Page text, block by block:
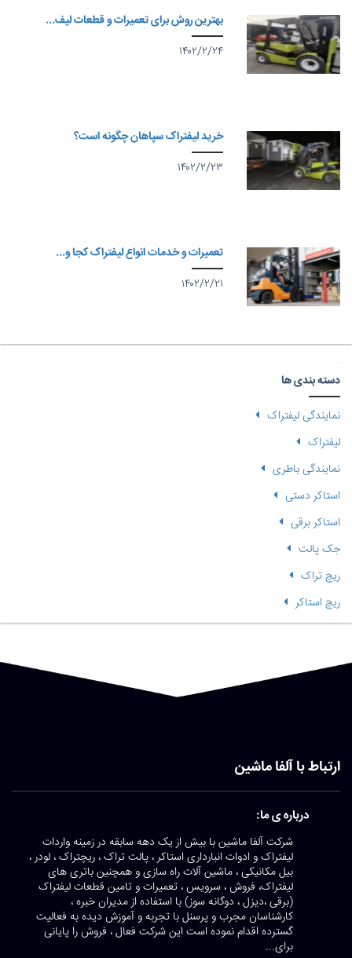
بهترین روش برای تعمیرات و قطعات لیف...
۱۴۰۲/۲/۲۴
خرید لیفتراک سپاهان چگونه است؟
۱۴۰۲/۲/۲۳
تعمیرات و خدمات انواع لیفتراک کجا و...
۱۴۰۲/۲/۲۱
دسته بندی ها
نمایندگی لیفتراک
لیفتراک
نمایندگی باطری
استاکر دستی
استاکر برقی
جک پالت
ریچ تراک
ریچ استاکر
ارتباط با آلفا ماشین
درباره ی ما:
شرکت آلفا ماشین با بیش از یک دهه سابقه در زمینه واردات
لیفتراک و ادوات انبارداری استاکر ، پالت تراک ، ریچتراک ، لودر ،
بیل مکانیکی ، ماشین آلات راه سازی و همچنین باتری های
لیفتراک، فروش ، سرویس ، تعمیرات و تامین قطعات لیفتراک
(برقی ،دیزل ، دوگانه سوز) با استفاده از مدیران خبره ،
کارشناسان مجرب و پرسنل با تجربه و آموزش دیده به فعالیت
گسترده اقدام نموده است این شرکت فعال ، فروش را پایانی
برای...